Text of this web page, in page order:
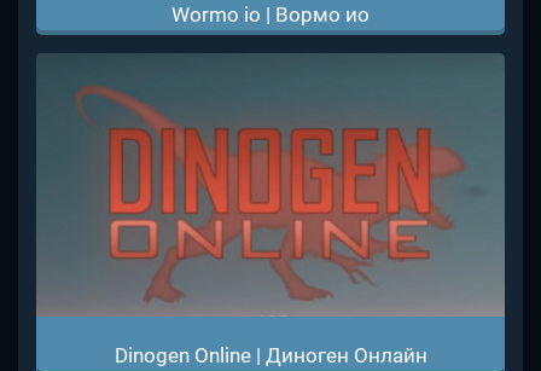
Wormo io | Вормо ио
Dinogen Online | Диноген Онлайн